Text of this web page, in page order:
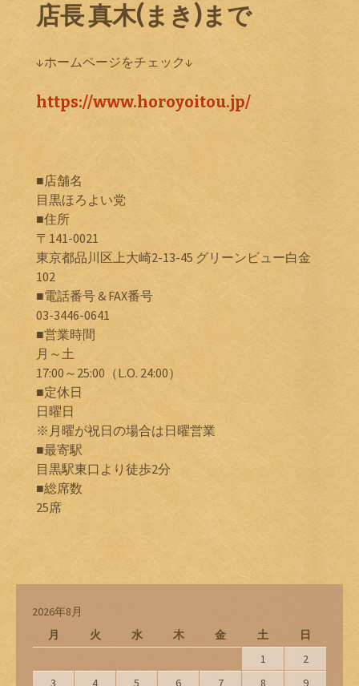
店長 真木(まき)まで
↓ホームページをチェック↓
https://www.horoyoitou.jp/
■店舗名
目黒ほろよい党
■住所
〒141-0021
東京都品川区上大崎2-13-45 グリーンビュー白金
102
■電話番号 & FAX番号
03-3446-0641
■営業時間
月～土
17:00～25:00（L.O. 24:00）
■定休日
日曜日
※月曜が祝日の場合は日曜営業
■最寄駅
目黒駅東口より徒歩2分
■総席数
25席
2026年8月
月
火 水 木 金 土
日
1
2
3
4 5 6 7 8 9